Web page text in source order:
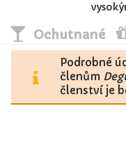
Ochutnané
Podrobné
členům
členství je